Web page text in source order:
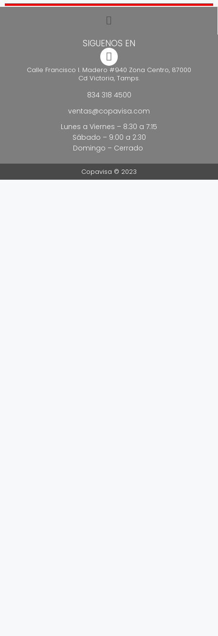
SIGUENOS EN
Calle Francisco I. Madero #940 Zona Centro, 87000
Cd Victoria, Tamps.
834 318 4500
ventas@copavisa.com
Lunes a Viernes – 8:30 a 7:15
Sábado – 9:00 a 2:30
Domingo – Cerrado
Copavisa © 2023